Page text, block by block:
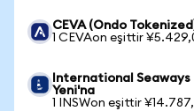
CEVA (Ondo
1 CEVAon eşittir
International
Yeni'na
1 INSWon eşittir